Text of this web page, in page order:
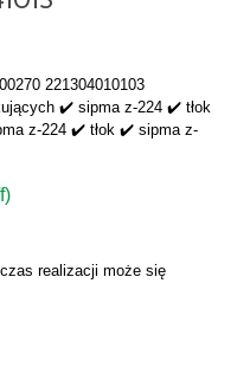
221304010103
✔️ sipma z-224 ✔️ tłok
z-224 ✔️ tłok ✔️ sipma z-
realizacji może się